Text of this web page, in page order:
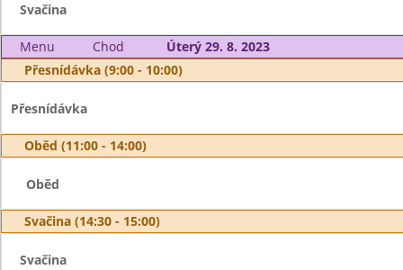
Svačina
Menu Chod
Úterý 29. 8. 2023
Přesnídávka (9:00 - 10:00)
Přesnídávka
Oběd (11:00 - 14:00)
Oběd
Svačina (14:30 - 15:00)
Svačina